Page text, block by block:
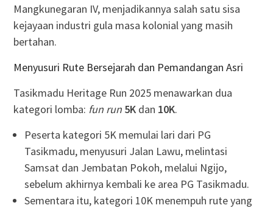
Mangkunegaran IV, menjadikannya salah satu sisa
kejayaan industri gula masa kolonial yang masih
bertahan.
Menyusuri Rute Bersejarah dan Pemandangan Asri
Tasikmadu Heritage Run 2025 menawarkan dua
kategori lomba: fun run 5Kdan 10K.
Peserta kategori 5K memulai lari dari PG
Tasikmadu, menyusuri Jalan Lawu, melintasi
Samsat dan Jembatan Pokoh, melalui Ngijo,
sebelum akhirnya kembali ke area PG Tasikmadu.
Sementara itu, kategori 10K menempuh rute yang